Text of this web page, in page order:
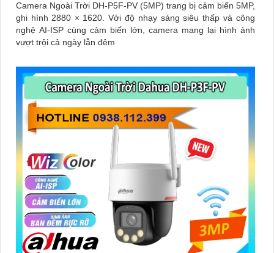
Camera Ngoài Trời DH-P5F-PV (5MP) trang bị cảm biến 5MP,
ghi hình 2880 × 1620. Với độ nhạy sáng siêu thấp và công
nghệ AI-ISP cùng cảm biến lớn, camera mang lại hình ảnh
vượt trội cả ngày lẫn đêm